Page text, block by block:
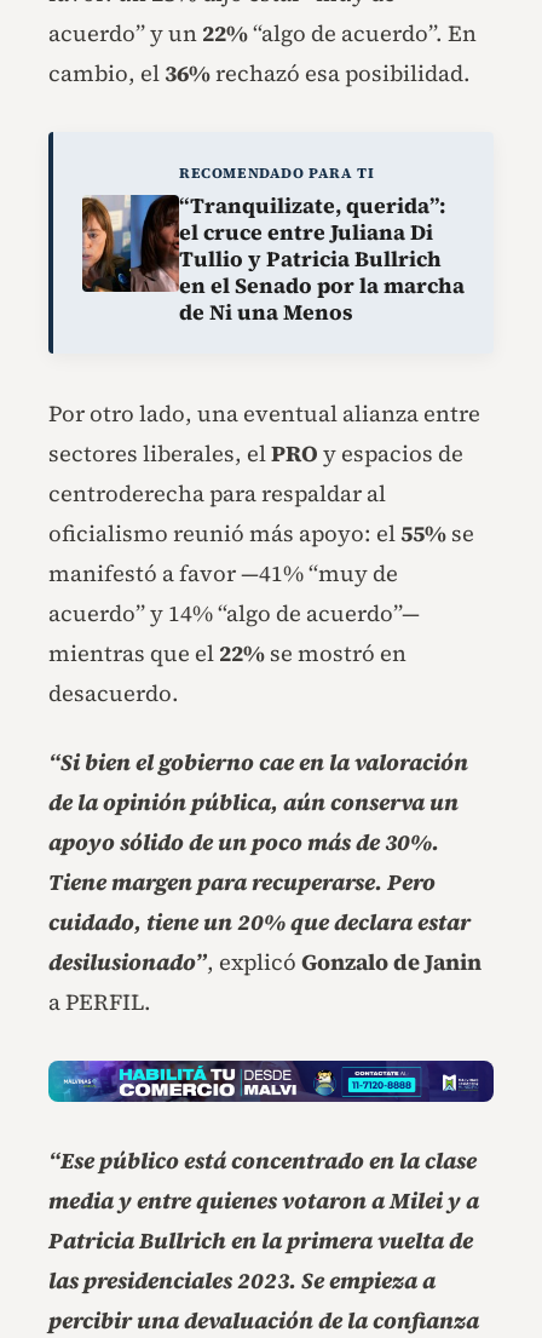
acuerdo” y un 22%“algo de acuerdo”. En
cambio, el 36%rechazó esa posibilidad.
RECOMENDADO PARA TI
“Tranquilizate, querida”:
el cruce entre Juliana Di
Tullio y Patricia Bullrich
en el Senado por la marcha
de Ni una Menos
Por otro lado, una eventual alianza entre
sectores liberales, elPRO y espacios de
centroderecha para respaldar al
oficialismo reunió más apoyo: el55% se
manifestó a favor —41% “muy de
acuerdo” y 14% “algo de acuerdo”—
mientras que el 22% se mostró en
desacuerdo.
“Si bien el gobierno cae en la valoración
de la opinión pública, aún conserva un
apoyo sólido de un poco más de 30%.
Tiene margen para recuperarse. Pero
cuidado, tiene un 20% que declara estar
desilusionado”, explicó Gonzalo de Janin
a PERFIL.
“Ese público está concentrado en la clase
media y entre quienes votaron a Milei y a
Patricia Bullrich en la primera vuelta de
las presidenciales 2023. Se empieza a
percibir una devaluación de la confianza